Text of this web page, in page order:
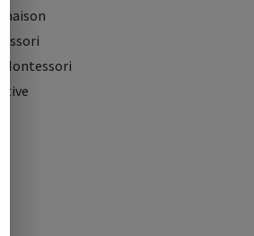
Montessori